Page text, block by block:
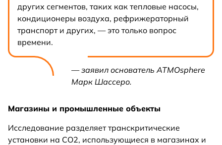
других сегментов, таких как тепловые насосы,
кондиционеры воздуха, рефрижераторный
транспорт и других, — это только вопрос
времени.
— заявил основатель ATMOsphere
Марк Шассеро.
Магазины и промышленные объекты
Исследование разделяет транскритические
установки на CO2, использующиеся в магазинах и